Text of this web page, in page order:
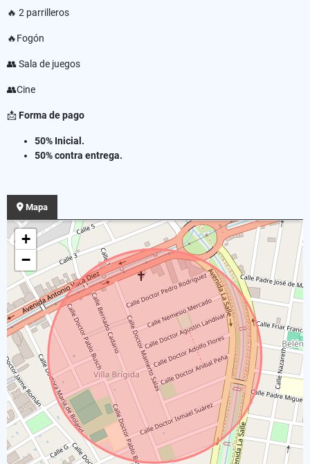
🔥 2 parrilleros
🔥Fogón
👥 Sala de juegos
👥Cine
📩Forma de pago
50% Inicial.
50% contra entrega.
Mapa
+
−